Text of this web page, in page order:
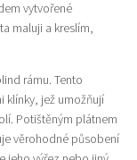
vytvořené
maluji a kreslím,
rámu. Tento
klínky, jež umožňují
Potištěným plátnem
věrohodné působení